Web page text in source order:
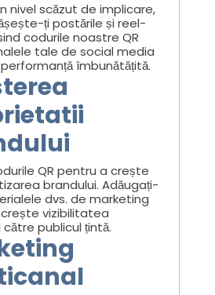
nivel scăzut de implicare,
ți postările și reel-
codurile noastre QR
tale de social media
îmbunătățită.
QR pentru a crește
brandului. Adăugați-
dvs. de marketing
vizibilitatea
publicul țintă.